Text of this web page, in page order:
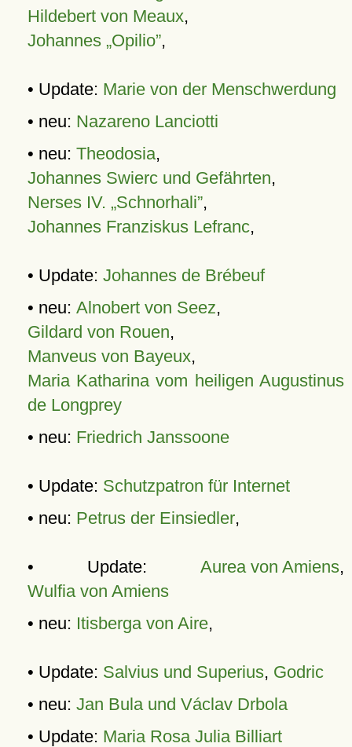
Hildebert von Meaux,
Johannes „Opilio”,
• Update: Marie von der Menschwerdung
• neu: Nazareno Lanciotti
• neu: Theodosia,
Johannes Swierc und Gefährten,
Nerses IV. „Schnorhali”,
Johannes Franziskus Lefranc,
• Update: Johannes de Brébeuf
• neu: Alnobert von Seez,
Gildard von Rouen,
Manveus von Bayeux,
Maria Katharina vom heiligen Augustinus
de Longprey
• neu: Friedrich Janssoone
• Update: Schutzpatron für Internet
• neu: Petrus der Einsiedler,
• Update: Aurea von Amiens,
Wulfia von Amiens
• neu: Itisberga von Aire,
• Update: Salvius und Superius, Godric
• neu: Jan Bula und Václav Drbola
• Update: Maria Rosa Julia Billiart